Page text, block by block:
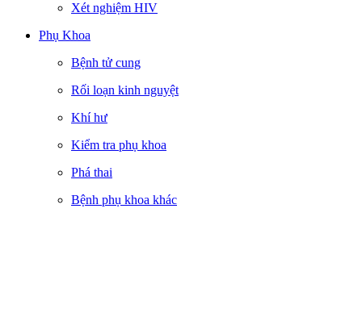
Xét nghiệm HIV
Phụ Khoa
Bệnh tử cung
Rối loạn kinh nguyệt
Khí hư
Kiểm tra phụ khoa
Phá thai
Bệnh phụ khoa khác